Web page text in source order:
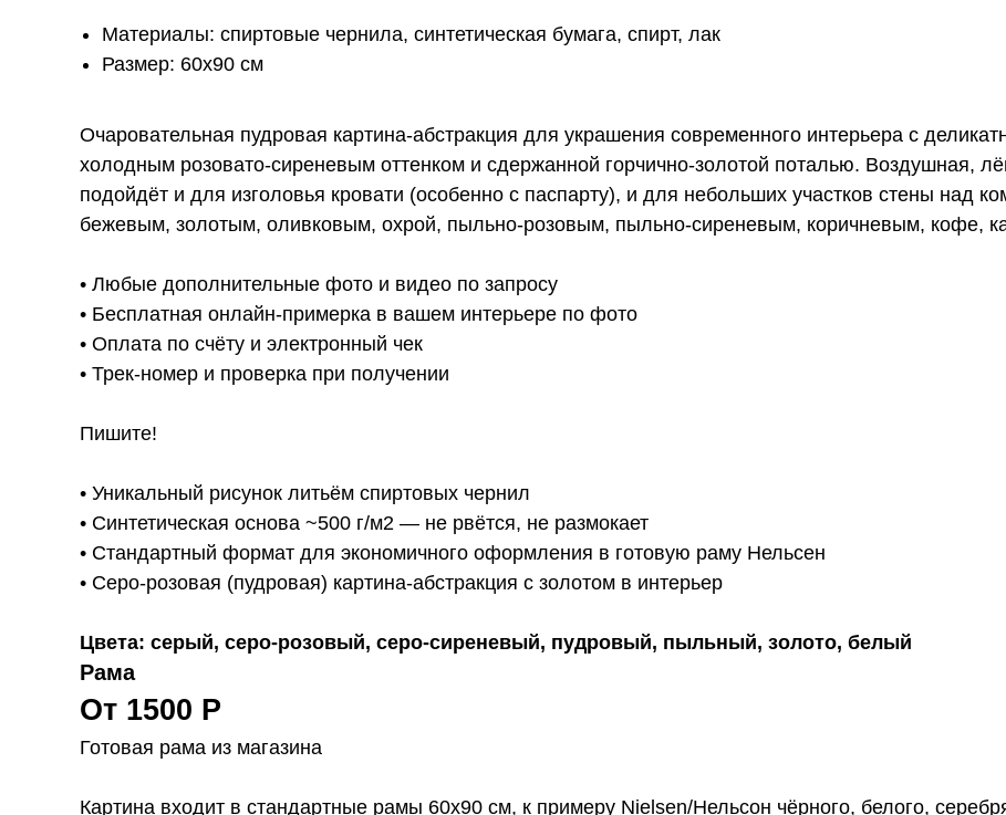
Материалы: спиртовые чернила, синтетическая бумага, спирт, лак
Размер: 60х90 см
Очаровательная пудровая картина-абстракция для украшения современного интерьера с
холодным розовато-сиреневым оттенком и сдержанной горчично-золотой поталью. Воздушная,
подойдёт и для изголовья кровати (особенно с паспарту), и для небольших участков стены над
бежевым, золотым, оливковым, охрой, пыльно-розовым, пыльно-сиреневым, коричневым, кофе,
• Любые дополнительные фото и видео по запросу
• Бесплатная онлайн-примерка в вашем интерьере по фото
• Оплата по счёту и электронный чек
• Трек-номер и проверка при получении
Пишите!
• Уникальный рисунок литьём спиртовых чернил
• Синтетическая основа ~500 г/м2 — не рвётся, не размокает
• Стандартный формат для экономичного оформления в готовую раму Нельсен
• Серо-розовая (пудровая) картина-абстракция с золотом в интерьер
Цвета: серый, серо-розовый, серо-сиреневый, пудровый, пыльный, золото, белый
Рама
От 1500 Р
Готовая рама из магазина
Картина входит в стандартные рамы 60х90 см, к примеру Nielsen/Нельсон чёрного, белого,